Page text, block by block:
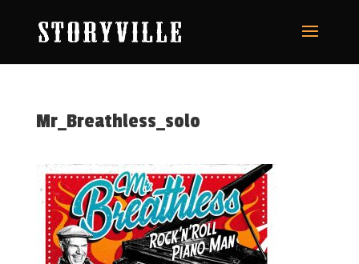
Mr_Breathless_solo